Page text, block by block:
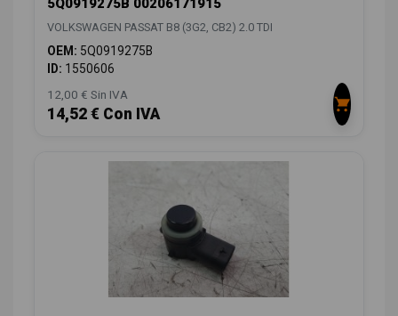
5Q0919275B 00206171915
VOLKSWAGEN PASSAT B8 (3G2, CB2) 2.0 TDI
OEM: 5Q0919275B
ID: 1550606
12,00 € Sin IVA
14,52 € Con IVA